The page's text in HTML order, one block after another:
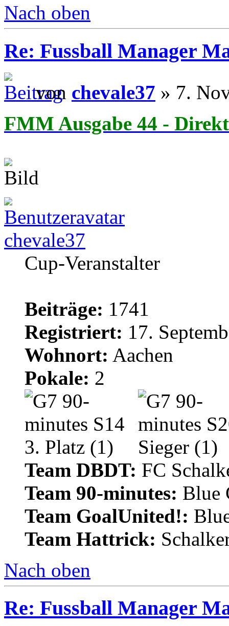
Nach oben
Re: Fussball Manager
von chevale37 » 7.
FMM Ausgabe 44 -
chevale37
Cup-Veranstalter
Beiträge: 1741
Registriert: 17.
Wohnort: Aachen
Pokale: 2
Team DBDT: FC
Team 90-minutes: Blue
Team GoalUnited!:
Team Hattrick:
Nach oben
Re: Fussball Manager